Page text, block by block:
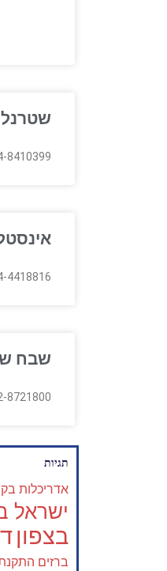
04-8410399 התקומה 23
054-4418816 יקינטון 8
שבח
052-8721800 יהודה הלוי
תגיות
אדריכלות
ישראל
בצפון
ברזים התקנת